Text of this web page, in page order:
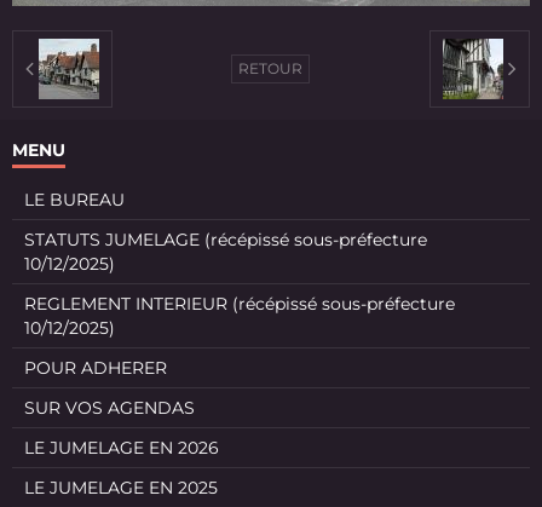
RETOUR
MENU
LE BUREAU
STATUTS JUMELAGE (récépissé sous-préfecture
10/12/2025)
REGLEMENT INTERIEUR (récépissé sous-préfecture
10/12/2025)
POUR ADHERER
SUR VOS AGENDAS
LE JUMELAGE EN 2026
LE JUMELAGE EN 2025